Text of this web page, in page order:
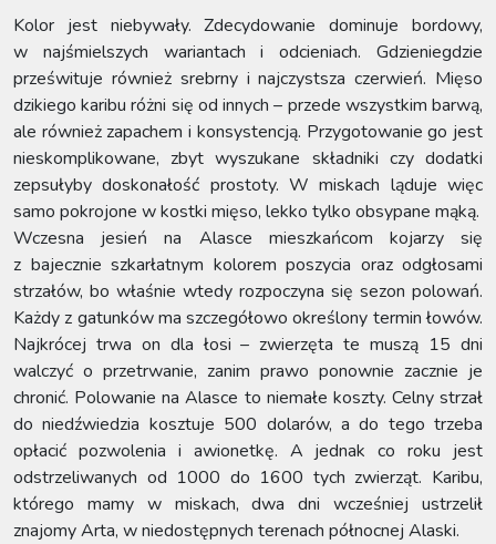
Kolor jest niebywały. Zdecydowanie dominuje bordowy,
w najśmielszych wariantach i odcieniach. Gdzieniegdzie
prześwituje również srebrny i najczystsza czerwień. Mięso
dzikiego karibu różni się od innych – przede wszystkim barwą,
ale również zapachem i konsystencją. Przygotowanie go jest
nieskomplikowane, zbyt wyszukane składniki czy dodatki
zepsułyby doskonałość prostoty. W miskach ląduje więc
samo pokrojone w kostki mięso, lekko tylko obsypane mąką.
Wczesna jesień na Alasce mieszkańcom kojarzy się
z bajecznie szkarłatnym kolorem poszycia oraz odgłosami
strzałów, bo właśnie wtedy rozpoczyna się sezon polowań.
Każdy z gatunków ma szczegółowo określony termin łowów.
Najkrócej trwa on dla łosi – zwierzęta te muszą 15 dni
walczyć o przetrwanie, zanim prawo ponownie zacznie je
chronić. Polowanie na Alasce to niemałe koszty. Celny strzał
do niedźwiedzia kosztuje 500 dolarów, a do tego trzeba
opłacić pozwolenia i awionetkę. A jednak co roku jest
odstrzeliwanych od 1000 do 1600 tych zwierząt. Karibu,
którego mamy w miskach, dwa dni wcześniej ustrzelił
znajomy Arta, w niedostępnych terenach północnej Alaski.